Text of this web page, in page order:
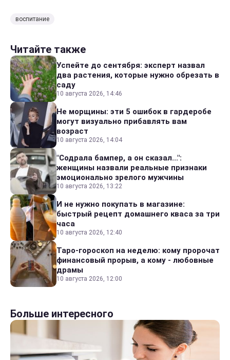
воспитание
Читайте также
Успейте до сентября: эксперт назвал
два растения, которые нужно обрезать в
саду
10 августа 2026, 14:46
Не морщины: эти 5 ошибок в гардеробе
могут визуально прибавлять вам
возраст
10 августа 2026, 14:04
"Содрала бампер, а он сказал...":
женщины назвали реальные признаки
эмоционально зрелого мужчины
10 августа 2026, 13:22
И не нужно покупать в магазине:
быстрый рецепт домашнего кваса за три
часа
10 августа 2026, 12:40
Таро-гороскоп на неделю: кому пророчат
финансовый прорыв, а кому - любовные
драмы
10 августа 2026, 12:00
Больше интересного